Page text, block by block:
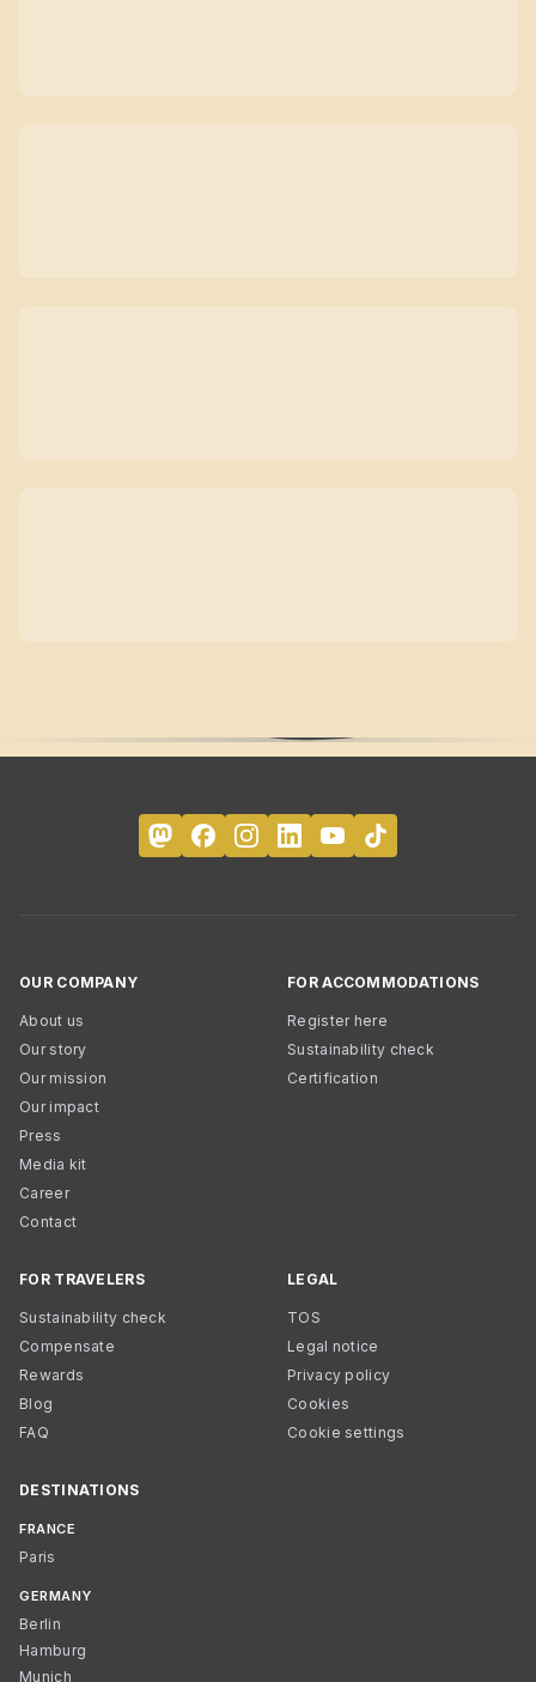
OUR COMPANY
About us
Our story
Our mission
Our impact
Press
Media kit
Career
Contact
FOR ACCOMMODATIONS
Register here
Sustainability check
Certification
FOR TRAVELERS
Sustainability check
Compensate
Rewards
Blog
FAQ
LEGAL
TOS
Legal notice
Privacy policy
Cookies
Cookie settings
DESTINATIONS
FRANCE
Paris
GERMANY
Berlin
Hamburg
Munich